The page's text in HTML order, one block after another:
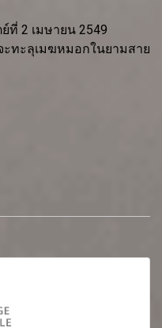
2 เมษายน 2549
ทะลุเมฆหมอกในยามสาย